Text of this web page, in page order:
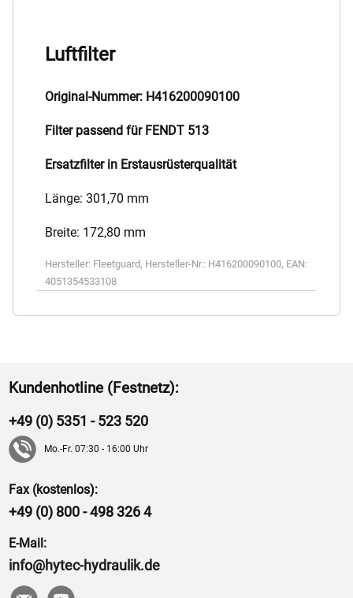
Luftfilter
Original-Nummer: H416200090100
Filter passend für FENDT 513
Ersatzfilter in Erstausrüsterqualität
Länge: 301,70 mm
Breite: 172,80 mm
Hersteller: Fleetguard , Hersteller-Nr.: H416200090100, EAN:
4051354533108
Kundenhotline (Festnetz):
+49 (0) 5351 - 523 520
Mo.-Fr. 07:30 - 16:00 Uhr
Fax (kostenlos):
+49 (0) 800 - 498 326 4
E-Mail:
info@hytec-hydraulik.de